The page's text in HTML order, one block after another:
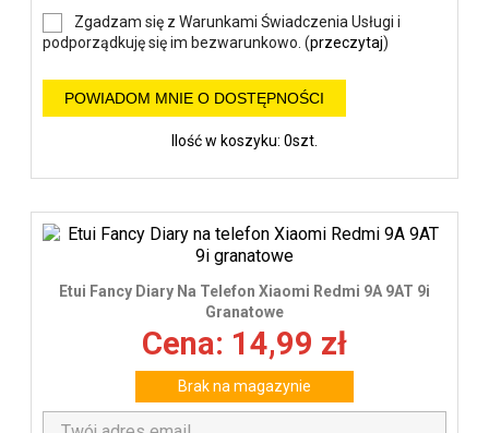
Zgadzam się z Warunkami Świadczenia Usługi i
podporządkuję się im bezwarunkowo. (przeczytaj)
POWIADOM MNIE O DOSTĘPNOŚCI
Ilość w koszyku: 0szt.
Etui Fancy Diary Na Telefon Xiaomi Redmi 9A 9AT 9i
Granatowe
Cena: 14,99 zł
Brak na magazynie